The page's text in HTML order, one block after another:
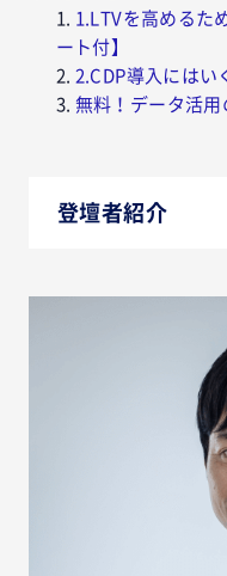
1.LTVを高めるた
ート付】
2.CDP導入にはい
無料！データ活
登壇者紹介